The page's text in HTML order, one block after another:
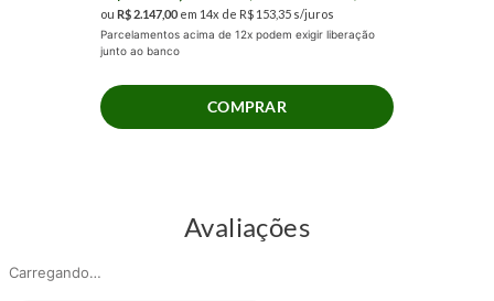
Permita-se o luxo de um descanso inigualável. Invista no Colchão Mola
Ensacada Prodormir New Paris e descubra como um sono de alta
conforto e suporte. Escolha Prodormir.
ou R$2.14700 em 14x de R$ 15335 s/juros
Parcelamentos acima de 12x podem exigir liberação
junto ao banco
COMPRAR
Avaliações
Carregando…